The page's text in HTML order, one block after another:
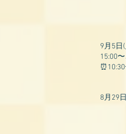
9月5日
15:00
8月29